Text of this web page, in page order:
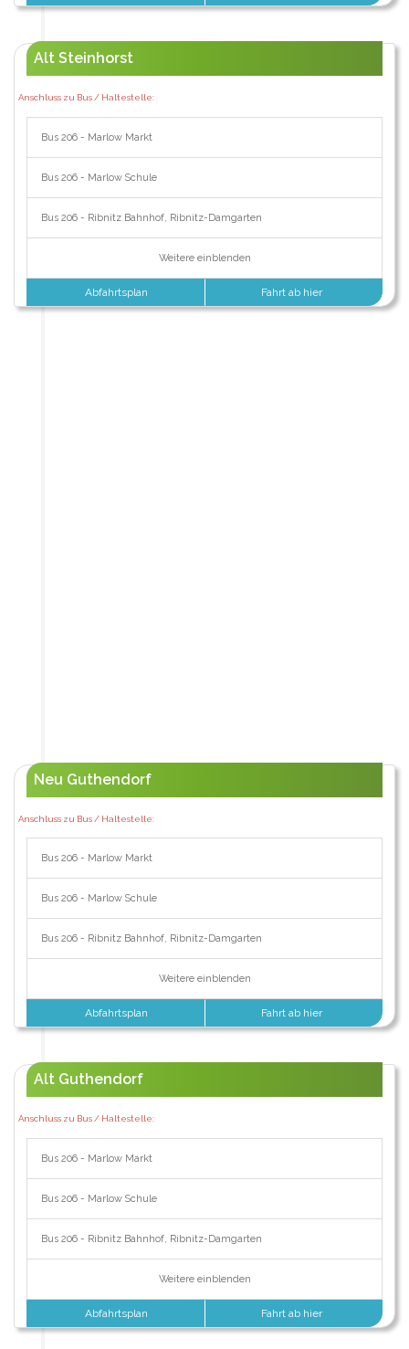
Alt Steinhorst
Anschluss zu Bus / Haltestelle:
Bus 206 - Marlow Markt
Bus 206 - Marlow Schule
Bus 206 - Ribnitz Bahnhof, Ribnitz-Damgarten
Weitere einblenden
Abfahrtsplan Fahrt ab hier
Neu Guthendorf
Anschluss zu Bus / Haltestelle:
Bus 206 - Marlow Markt
Bus 206 - Marlow Schule
Bus 206 - Ribnitz Bahnhof, Ribnitz-Damgarten
Weitere einblenden
Abfahrtsplan Fahrt ab hier
Alt Guthendorf
Anschluss zu Bus / Haltestelle:
Bus 206 - Marlow Markt
Bus 206 - Marlow Schule
Bus 206 - Ribnitz Bahnhof, Ribnitz-Damgarten
Weitere einblenden
Abfahrtsplan Fahrt ab hier